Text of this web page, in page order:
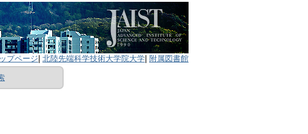
プページ 北陸先端科学技術大学院大学 附属図書館